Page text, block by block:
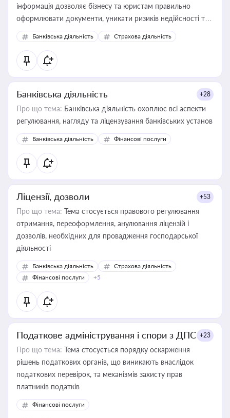
інформація дозволяє бізнесу та юристам правильно
оформлювати документи, уникати ризиків недійсності та
забезпечувати їх належне прийняття органами влади та
контрагентами
Банківська діяльність Страхова діяльність
Банківська діяльність +28
Про що тема: Банківська діяльність охоплює всі аспекти
регулювання, нагляду та ліцензування банківських установ
Банківська діяльність Фінансові послуги
Ліцензії, дозволи +53
Про що тема: Тема стосується правового регулювання
отримання, переоформлення, анулювання ліцензій і
дозволів, необхідних для провадження господарської
діяльності
Банківська діяльність
Страхова діяльність
Фінансові послуги
+5
Податкове адміністрування і спори з ДПС +23
Про що тема: Тема стосується порядку оскарження
рішень податкових органів, що виникають внаслідок
податкових перевірок, та механізмів захисту прав
платників податків
Фінансові послуги